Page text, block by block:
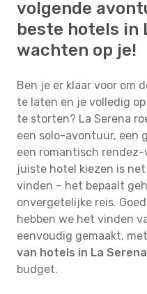
volgende
beste hotels in
wachten op je!
Ben je er klaar voor om
te laten en je volledig
te storten? La Serena
een solo-avontuur, een
een romantisch
juiste hotel kiezen is
vinden – het bepaalt
onvergetelijke reis.
hebben we het vinden
eenvoudig gemaakt,
van hotels in La Serena
budget.